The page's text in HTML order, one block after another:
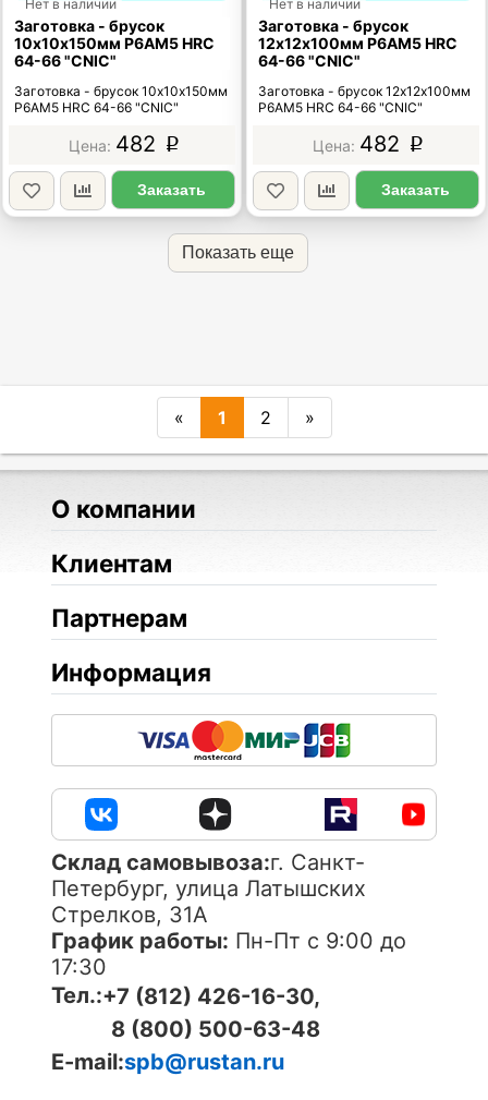
Нет в наличии
Заготовка - брусок
10х10х150мм Р6АМ5 HRC
64-66 "CNIC"
Заготовка - брусок 10х10х150мм
Р6АМ5 HRC 64-66 "CNIC"
482 p
Заказать
Нет в наличии
Заготовка - брусок
12х12х100мм Р6АМ5 HRC
64-66 "CNIC"
Заготовка - брусок 12х12х100мм
Р6АМ5 HRC 64-66 "CNIC"
482 p
Заказать
Показать еще
« 1 2 »
О компании
Клиентам
Партнерам
Информация
Cклад самовывоза:г. Санкт-
Петербург, улица Латышских
Стрелков, 31А
График работы: Пн-Пт с 9:00 до
17:30
Тел.:+7 (812) 426-16-30,
8 (800) 500-63-48
E-mail:spb@rustan.ru